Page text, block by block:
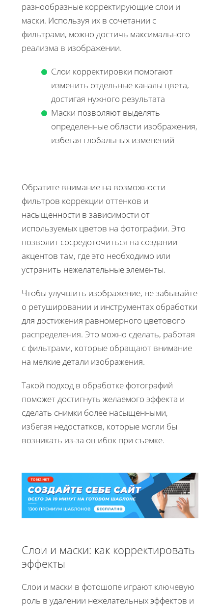
разнообразные корректирующие слои и
маски. Используя их в сочетании с
фильтрами, можно достичь максимального
реализма в изображении.
Слои корректировки помогают
изменить отдельные каналы цвета,
достигая нужного результата
Маски позволяют выделять
определенные области изображения,
избегая глобальных изменений
Обратите внимание на возможности
фильтров коррекции оттенков и
насыщенности в зависимости от
используемых цветов на фотографии. Это
позволит сосредоточиться на создании
акцентов там, где это необходимо или
устранить нежелательные элементы.
Чтобы улучшить изображение, не забывайте
о ретушировании и инструментах обработки
для достижения равномерного цветового
распределения. Это можно сделать, работая
с фильтрами, которые обращают внимание
на мелкие детали изображения.
Такой подход в обработке фотографий
поможет достигнуть желаемого эффекта и
сделать снимки более насыщенными,
избегая недостатков, которые могли бы
возникать из-за ошибок при съемке.
Слои и маски: как корректировать
эффекты
Слои и маски в фотошопе играют ключевую
роль в удалении нежелательных эффектов и